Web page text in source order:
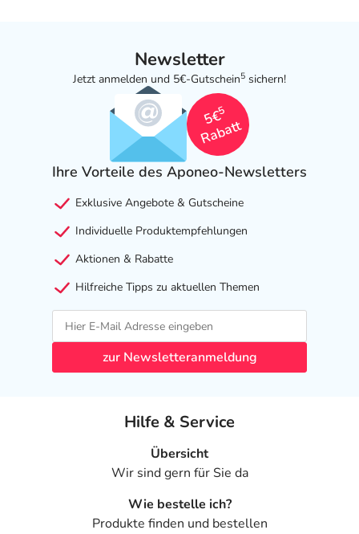
Newsletter
Jetzt anmelden und 5€-Gutschein5 sichern!
5€
5
Rabatt
Ihre Vorteile des Aponeo-Newsletters
Exklusive Angebote & Gutscheine
Individuelle Produktempfehlungen
Aktionen & Rabatte
Hilfreiche Tipps zu aktuellen Themen
zur Newsletteranmeldung
Hilfe & Service
Übersicht
Wir sind gern für Sie da
Wie bestelle ich?
Produkte finden und bestellen